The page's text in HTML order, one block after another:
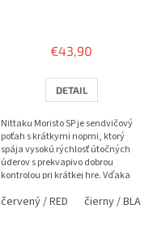
€43,90
DETAIL
Nittaku Moristo SP je sendvičový
poťah s krátkymi nopmi, ktorý
spája vysokú rýchlosť útočných
úderov s prekvapivo dobrou
kontrolou pri krátkej hre. Vďaka
červený / RED čierny / BLACK